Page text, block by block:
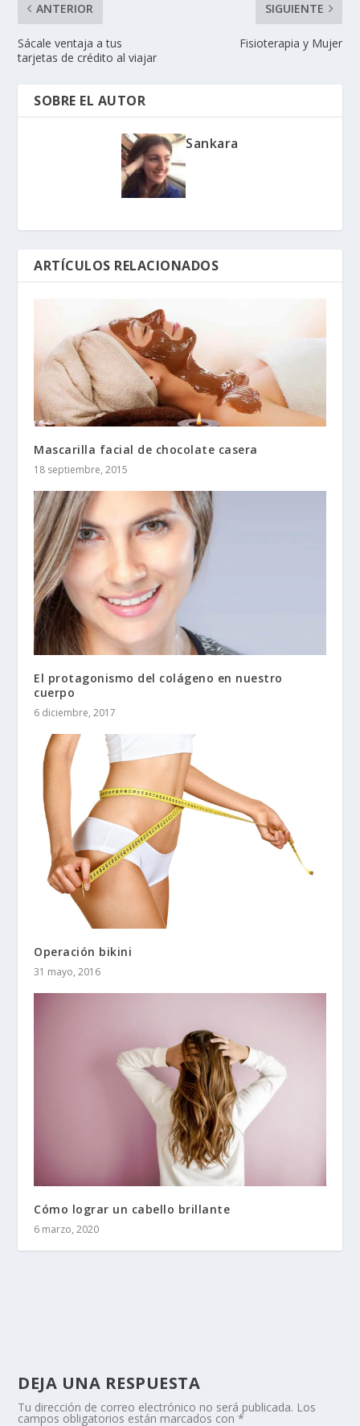
ANTERIOR
Sácale ventaja a tus
tarjetas de crédito al viajar
SIGUIENTE
Fisioterapia y Mujer
SOBRE EL AUTOR
Sankara
ARTÍCULOS RELACIONADOS
Mascarilla facial de chocolate casera
18 septiembre, 2015
El protagonismo del colágeno en nuestro
cuerpo
6 diciembre, 2017
Operación bikini
31 mayo, 2016
Cómo lograr un cabello brillante
6 marzo, 2020
DEJA UNA RESPUESTA
Tu dirección de correo electrónico no será publicada. Los
campos obligatorios están marcados con*